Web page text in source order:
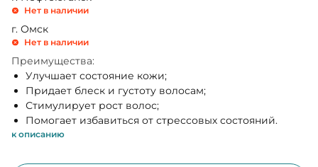
Нет в наличии
г. Омск
Нет в наличии
Преимущества:
Улучшает состояние кожи;
Придает блеск и густоту волосам;
Стимулирует рост волос;
Помогает избавиться от стрессовых состояний.
к описанию